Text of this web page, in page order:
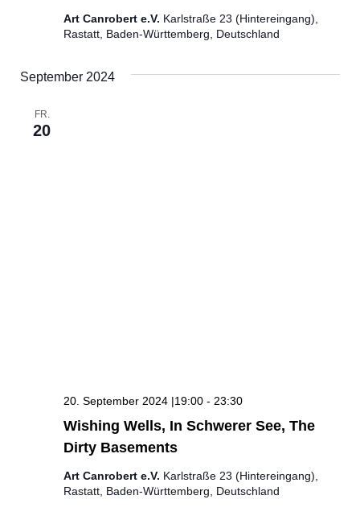
Art Canrobert e.V. Karlstraße 23 (Hintereingang),
Rastatt, Baden-Württemberg, Deutschland
September 2024
FR.
20
Wishing Wells, In Schwerer See, The
Dirty Basements
20. September 2024 |19:00 - 23:30
Art Canrobert e.V. Karlstraße 23 (Hintereingang),
Rastatt, Baden-Württemberg, Deutschland